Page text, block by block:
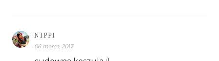
NIPPI
06 marca, 2017